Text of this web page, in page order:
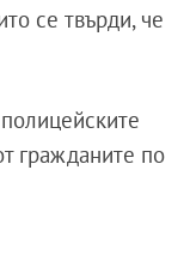
се твърди, че
гражданите по